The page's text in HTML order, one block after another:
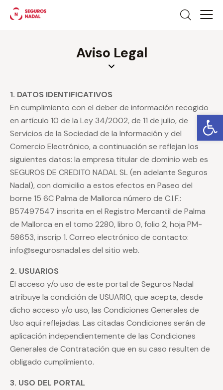
Aviso Legal
1. DATOS IDENTIFICATIVOS
En cumplimiento con el deber de información recogido
en artículo 10 de la Ley 34/2002, de 11 de julio, de
Servicios de la Sociedad de la Información y del
Comercio Electrónico, a continuación se reflejan los
siguientes datos: la empresa titular de dominio web es
SEGUROS DE CREDITO NADAL SL (en adelante Seguros
Nadal), con domicilio a estos efectos en Paseo del
borne 15 6C Palma de Mallorca número de C.I.F.:
B57497547 inscrita en el Registro Mercantil de Palma
de Mallorca en el tomo 2280, libro 0, folio 2, hoja PM-
58653, inscrip 1. Correo electrónico de contacto:
info@segurosnadal.es del sitio web.
2. USUARIOS
El acceso y/o uso de este portal de Seguros Nadal
atribuye la condición de USUARIO, que acepta, desde
dicho acceso y/o uso, las Condiciones Generales de
Uso aquí reflejadas. Las citadas Condiciones serán de
aplicación independientemente de las Condiciones
Generales de Contratación que en su caso resulten de
obligado cumplimiento.
3. USO DEL PORTAL